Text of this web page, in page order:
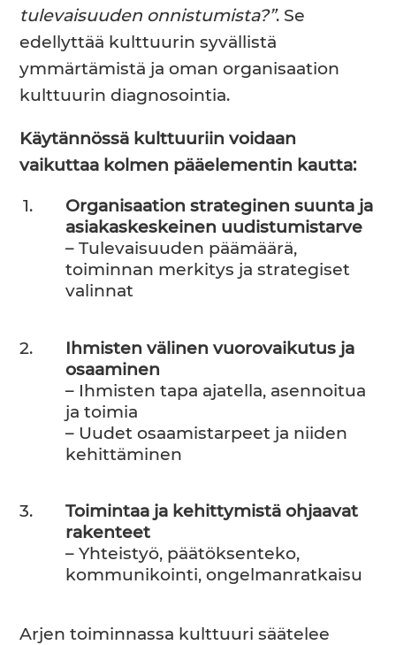
tulevaisuuden onnistumista?”. Se
edellyttää kulttuurin syvällistä
ymmärtämistä ja oman organisaation
kulttuurin diagnosointia.
Käytännössä kulttuuriin voidaan
vaikuttaa kolmen pääelementin kautta:
Organisaation strateginen suunta ja
asiakaskeskeinen uudistumistarve
– Tulevaisuuden päämäärä,
toiminnan merkitys ja strategiset
valinnat
Ihmisten välinen vuorovaikutus ja
osaaminen
– Ihmisten tapa ajatella, asennoitua
ja toimia
– Uudet osaamistarpeet ja niiden
kehittäminen
Toimintaa ja kehittymistä ohjaavat
rakenteet
– Yhteistyö, päätöksenteko,
kommunikointi, ongelmanratkaisu
Arjen toiminnassa kulttuuri säätelee